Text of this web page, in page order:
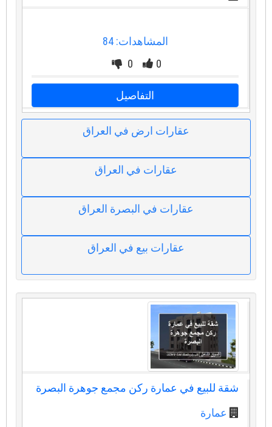
المشاهدات: 84
0
0
التفاصيل
عقارات ارض في العراق
عقارات في العراق
عقارات في البصرة العراق
عقارات بيع في العراق
شقة للبيع في عمارة ركن مجمع جوهرة البصرة
عمارة